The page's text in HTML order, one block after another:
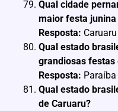
Qual cidade
maior festa junina
Resposta: Caruaru
Qual estado
grandiosas festas
Resposta: Paraíba
Qual estado
de Caruaru?